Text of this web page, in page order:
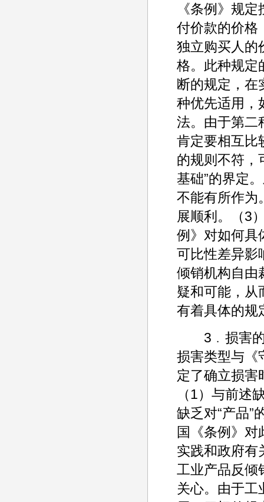
《条例》规
付价款的价格
独立购买人的
格。此种规定
断的规定，在
种优先适用，
法。由于第二
肯定要相互比
的规则不符，
基础”的界定
不能有所作为
展顺利。（3
例》对如何具
可比性差异影
倾销机构自由
疑和可能，从
有着具体的规
3﹒损害的
损害类型与《
定了确立损害
（1）与前述
缺乏对“产品”
国《条例》对
实践和政府有
工业产品反倾
关心。由于工